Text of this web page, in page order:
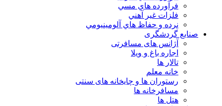
فرآورده هاي مسي
فلزات غير آهني
نرده و حفاظ هاي آلومينيومي
صنایع گردشگری
آژانس های مسافرتی
اجاره باغ و ویلا
تالار ها
خانه معلم
رستوران ها و چایخانه های سنتی
مسافرخانه ها
هتل ها